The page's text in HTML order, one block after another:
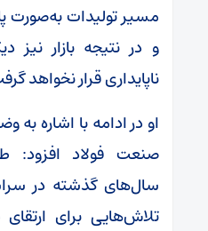
مسیر تولیدات به‌صورت
و در نتیجه بازار
ناپایداری قرار نخواهد
او در ادامه با اشاره
صنعت فولاد افزود:
سال‌های گذشته در
تلاش‌هایی برای